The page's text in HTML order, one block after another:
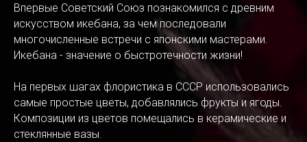
Впервые Советский Союз познакомился с древним
искусством икебана, за чем последовали
многочисленные встречи с японскими мастерами.
Икебана - значение о быстротечности жизни!
На первых шагах флористика в СССР использовались
самые простые цветы, добавлялись фрукты и ягоды.
Композиции из цветов помещались в керамические и
стеклянные вазы.